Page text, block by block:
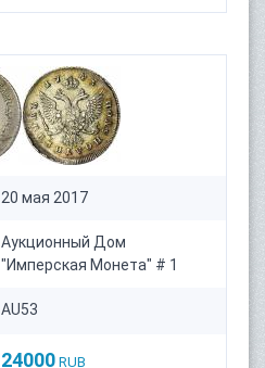
20 мая 2017
Аукционный Дом
"Имперская Монета" # 1
AU53
24000 RUB